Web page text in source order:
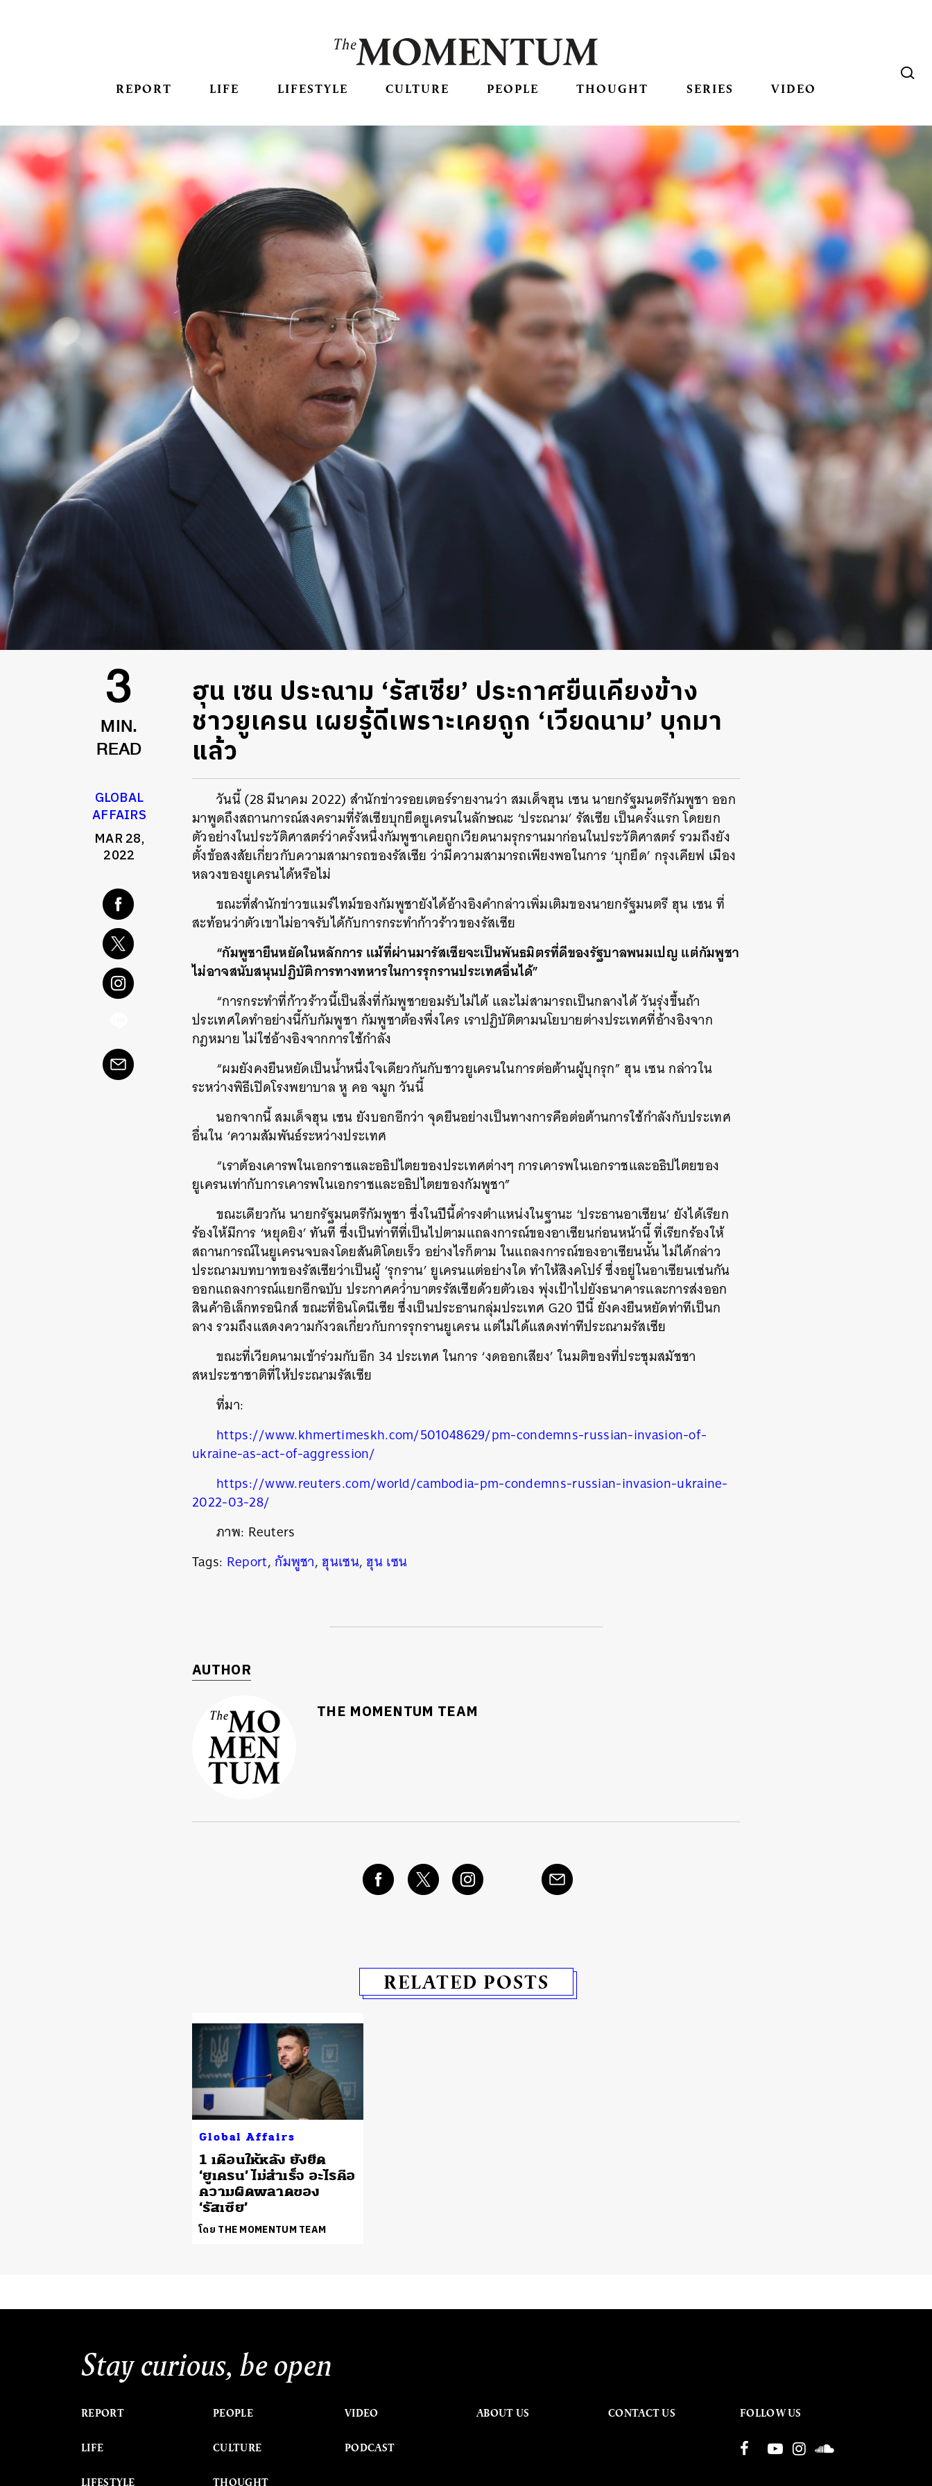
REPORT LIFE LIFESTYLE CULTURE PEOPLE THOUGHT SERIES VIDEO
3
MIN.
READ
GLOBAL
AFFAIRS
MAR 28,
2022
ฮุน เซน ประณาม ‘รัสเซีย’ ประกาศยืนเคียงข้าง
ชาวยูเครน เผยรู้ดีเพราะเคยถูก ‘เวียดนาม’ บุกมา
แล้ว
วันนี้ (28มีนาคม 2022)สำนักข่าวรอยเตอร์รายงานว่า สมเด็จฮุน เซน นายกรัฐมนตรีกัมพูชา ออก
มาพูดถึงสถานการณ์สงครามที่รัสเซียบุกยึดยูเครนในลักษณะ ‘ประณาม’ รัสเซีย เป็นครั้งแรก โดยยก
ตัวอย่างในประวัติศาสตร์ว่าครั้งหนึ่งกัมพูชาเคยถูกเวียดนามรุกรานมาก่อนในประวัติศาสตร์ รวมถึงยัง
ตั้งข้อสงสัยเกี่ยวกับความสามารถของรัสเซีย ว่ามีความสามารถเพียงพอในการ‘บุกยึด’ กรุงเคียฟ เมือง
หลวงของยูเครนได้หรือไม่
ขณะที่สำนักข่าวขแมร์ไทม์ของกัมพูชายังได้อ้างอิงคำกล่าวเพิ่มเติมของนายกรัฐมนตรี ฮุน เซน ที่
สะท้อนว่าตัวเขาไม่อาจรับได้กับการกระทำก้าวร้าวของรัสเซีย
“กัมพูชายืนหยัดในหลักการ แม้ที่ผ่านมารัสเซียจะเป็นพันธมิตรที่ดีของรัฐบาลพนมเปญ แต่กัมพูชา
ไม่อาจสนับสนุนปฏิบัติการทางทหารในการรุกรานประเทศอื่นได้”
“การกระทำที่ก้าวร้าวนี้เป็นสิ่งที่กัมพูชายอมรับไม่ได้ และไม่สามารถเป็นกลางได้ วันรุ่งขึ้นถ้า
ประเทศใดทำอย่างนี้กับกัมพูชา กัมพูชาต้องพึ่งใคร เราปฏิบัติตามนโยบายต่างประเทศที่อ้างอิงจาก
กฎหมาย ไม่ใช่อ้างอิงจากการใช้กำลัง
“ผมยังคงยืนหยัดเป็นน้ำหนึ่งใจเดียวกันกับชาวยูเครนในการต่อต้านผู้บุกรุก” ฮุน เซน กล่าวใน
ระหว่างพิธีเปิดโรงพยาบาล หู คอ จมูก วันนี้
นอกจากนี้ สมเด็จฮุน เซน ยังบอกอีกว่า จุดยืนอย่างเป็นทางการคือต่อต้านการใช้กำลังกับประเทศ
อื่นใน ‘ความสัมพันธ์ระหว่างประเทศ
“เราต้องเคารพในเอกราชและอธิปไตยของประเทศต่างๆ การเคารพในเอกราชและอธิปไตยของ
ยูเครนเท่ากับการเคารพในเอกราชและอธิปไตยของกัมพูชา”
ขณะเดียวกัน นายกรัฐมนตรีกัมพูชา ซึ่งในปีนี้ดำรงตำแหน่งในฐานะ ‘ประธานอาเซียน’ ยังได้เรียก
ร้องให้มีการ ‘หยุดยิง’ทันที ซึ่งเป็นท่าทีที่เป็นไปตามแถลงการณ์ของอาเซียนก่อนหน้านี้ ที่เรียกร้องให้
สถานการณ์ในยูเครนจบลงโดยสันติโดยเร็ว อย่างไรก็ตาม ในแถลงการณ์ของอาเซียนนั้น ไม่ได้กล่าว
ประณามบทบาทของรัสเซียว่าเป็นผู้‘รุกราน’ยูเครนแต่อย่างใด ทำให้สิงคโปร์ ซึ่งอยู่ในอาเซียนเช่นกัน
ออกแถลงการณ์แยกอีกฉบับ ประกาศคว่ำบาตรรัสเซียด้วยตัวเอง พุ่งเป้าไปยังธนาคารและการส่งออก
สินค้าอิเล็กทรอนิกส์ ขณะที่อินโดนีเซีย ซึ่งเป็นประธานกลุ่มประเทศ G20ปีนี้ ยังคงยืนหยัดท่าทีเป็นก
ลาง รวมถึงแสดงความกังวลเกี่ยวกับการรุกรานยูเครน แต่ไม่ได้แสดงท่าทีประณามรัสเซีย
ขณะที่เวียดนามเข้าร่วมกับอีก 34ประเทศ ในการ‘งดออกเสียง’ในมติของที่ประชุมสมัชชา
สหประชาชาติที่ให้ประณามรัสเซีย
ที่มา:
https://www.khmertimeskh.com/501048629/pm-condemns-russian-invasion-of-
ukraine-as-act-of-aggression/
https://www.reuters.com/world/cambodia-pm-condemns-russian-invasion-ukraine-
2022-03-28/
ภาพ: Reuters
Tags: Report,กัมพูชา, ฮุนเซน, ฮุน เซน
AUTHOR
THE MOMENTUM TEAM
RELATED POSTS
Global Affairs
1 เดือนให้หลัง ยังยึด
‘ยูเครน’ ไม่สำเร็จ อะไรคือ
ความผิดพลาดของ
‘รัสเซีย’
โดย THE MOMENTUM TEAM
Stay curious, be open
REPORT
LIFE
LIFESTYLE
PEOPLE
CULTURE
THOUGHT
VIDEO
PODCAST
ABOUT US CONTACT US FOLLOW US
ค้นหา
SHARE TWEET LINE EMAIL